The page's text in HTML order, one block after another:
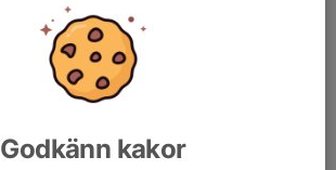
Godkänn kakor